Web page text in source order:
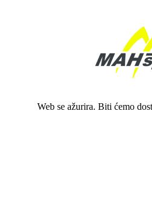
Web se ažurira. Biti ćemo